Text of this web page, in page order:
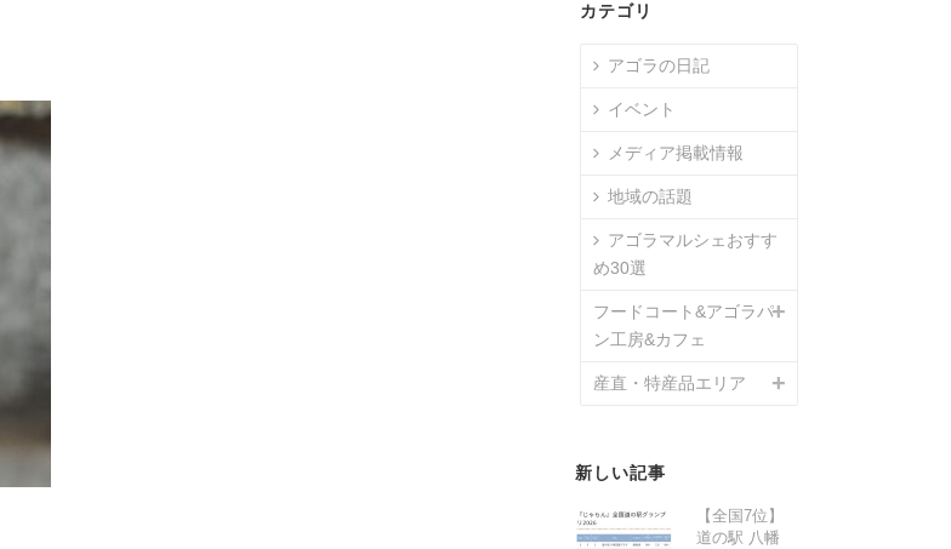
カテゴリ
アゴラの日記
イベント
メディア掲載情報
地域の話題
アゴラマルシェおすす
め30選
フードコート&アゴラパ
ン工房&カフェ
産直・特産品エリア
新しい記事
【全国7位】
道の駅 八幡